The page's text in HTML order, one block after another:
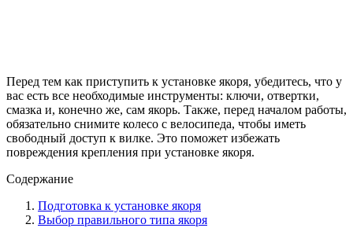
Перед тем как приступить к установке якоря, убедитесь, что у
вас есть все необходимые инструменты: ключи, отвертки,
смазка и, конечно же, сам якорь. Также, перед началом работы,
обязательно снимите колесо с велосипеда, чтобы иметь
свободный доступ к вилке. Это поможет избежать
повреждения крепления при установке якоря.
Содержание
Подготовка к установке якоря
Выбор правильного типа якоря